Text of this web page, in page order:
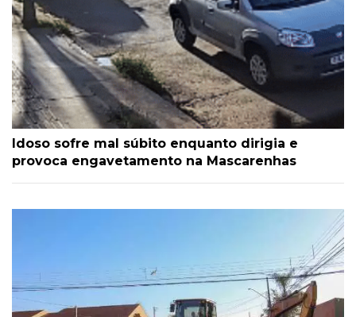
Idoso sofre mal súbito enquanto dirigia e
provoca engavetamento na Mascarenhas